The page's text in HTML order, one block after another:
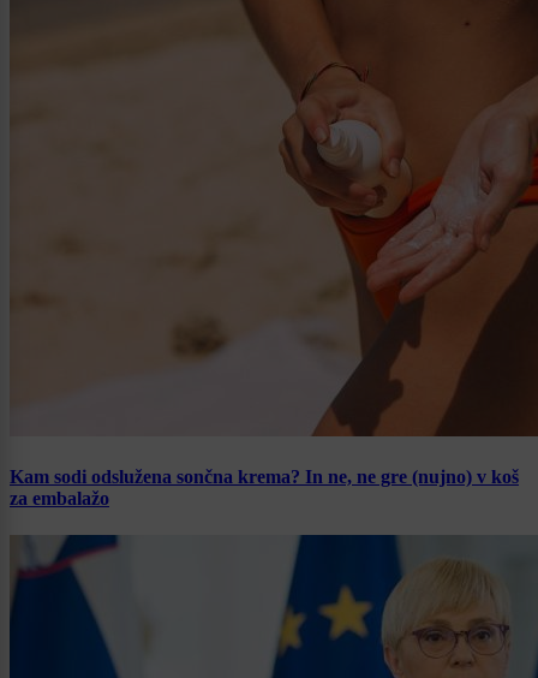
Kam sodi odslužena sončna krema? In ne, ne gre (nujno) v koš
za embalažo